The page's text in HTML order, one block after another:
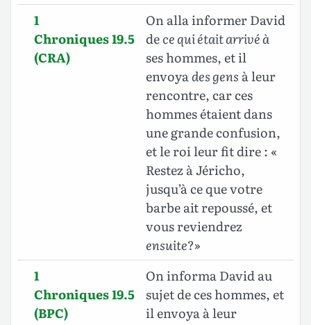
1
Chroniques 19.5
(CRA)
On alla informer David
dece qui était arrivé à
ses hommes, et il
envoyades gens à leur
rencontre, car ces
hommes étaient dans
une grande confusion,
et le roi leur fit dire : «
Restez à Jéricho,
jusqu’à ce que votre
barbe ait repoussé, et
vous reviendrez
ensuite?»
1
Chroniques 19.5
(BPC)
On informa David au
sujet de ces hommes, et
il envoya à leur